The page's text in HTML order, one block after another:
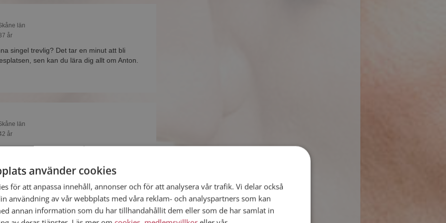
län
år
singel trevlig? Det tar en minut att bli
sen kan du lära dig allt om Anton.
län
år
Det kanske Mikael också gör, bli medlem nu
använder cookies
för att anpassa innehåll, annonser och för att analysera vår trafik. Vi delar också
användning av vår webbplats med våra reklam- och analyspartners som kan
annan information som du har tillhandahållit dem eller som de har samlat in